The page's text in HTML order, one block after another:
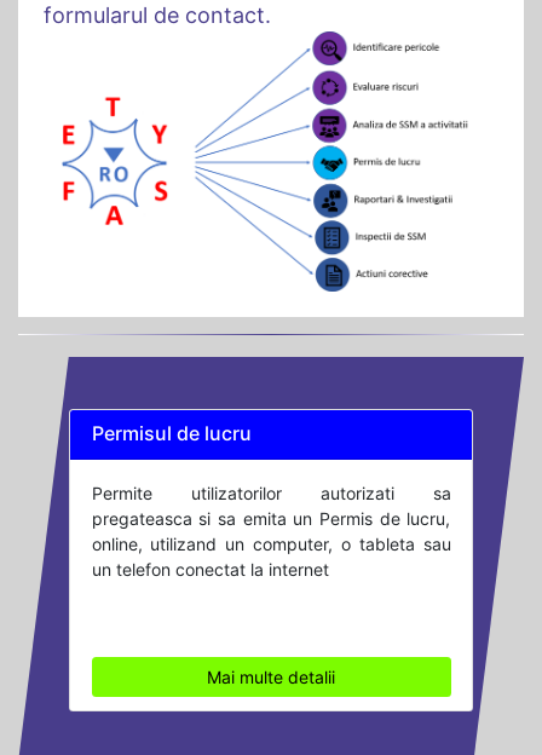
formularul de contact.
Permisul de lucru
Permite utilizatorilor autorizati sa
pregateasca si sa emita un Permis de lucru,
online, utilizand un computer, o tableta sau
un telefon conectat la internet
Mai multe detalii